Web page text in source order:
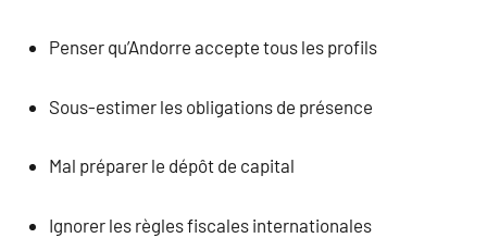
Penser qu’Andorre accepte tous les profils
Sous-estimer les obligations de présence
Mal préparer le dépôt de capital
Ignorer les règles fiscales internationales